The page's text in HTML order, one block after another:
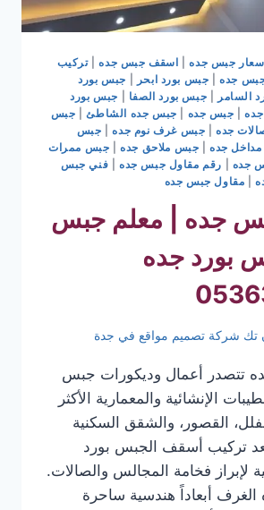
جبس جده| اسقف جبس جده|تركيب
جده| جبس بورد ابحر
جبس بورد
السامر جبس بورد الصفا
جبس بورد
| جبس جده جبس جده الشاطئ| جبس
جده| جبس غرف نوم جده| جبس
جده| جبس ملاحق جده| جبس ممرات
جده رقم مقاول جبس جده
فني جبس
| مقاول جبس جده
جده | معلم جبس
بورد جده
تك شركة تصميم مواقع في جدة
تتصدر أعمال وديكورات جبس
الإنشائية والمعمارية الأكثر
القصور، والشقق السكنية
تركيب أسقف الجبس بورد
لإبراز فخامة المجالس والصالات.
أبعاداً هندسية ساحرة